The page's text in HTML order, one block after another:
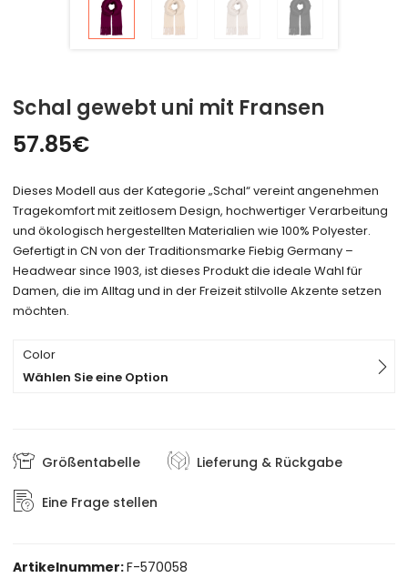
Schal gewebt uni mit Fransen
57.85€
Dieses Modell aus der Kategorie „Schal“ vereint angenehmen
Tragekomfort mit zeitlosem Design, hochwertiger Verarbeitung
und ökologisch hergestellten Materialien wie 100% Polyester.
Gefertigt in CN von der Traditionsmarke Fiebig Germany –
Headwear since 1903, ist dieses Produkt die ideale Wahl für
Damen, die im Alltag und in der Freizeit stilvolle Akzente setzen
möchten.
Color
Wählen Sie eine Option
Größentabelle Lieferung & Rückgabe
Eine Frage stellen
Artikelnummer:F-570058